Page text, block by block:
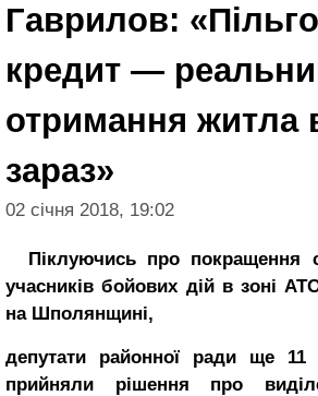
Гаврилов:
кредит —
отримання житла
зараз»
02 січня 2018, 19:02
Піклуючись про покращення
учасників бойових дій в зоні
на Шполянщині,
депутати районної ради ще 11
прийняли рішення про